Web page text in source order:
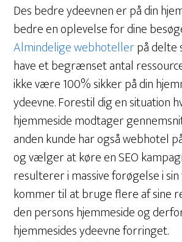
Des bedre ydeevnen er på din
bedre en oplevelse for dine
Almindelige webhotellerpå delte
have et begrænset antal
ikke være 100% sikker på din
ydeevne. Forestil dig en situation
hjemmeside modtager
anden kunde har også webhotel
og vælger at køre en SEO
resulterer i massive forøgelse i
kommer til at bruge flere af sine
den persons hjemmeside og
hjemmesides ydeevne forringet.